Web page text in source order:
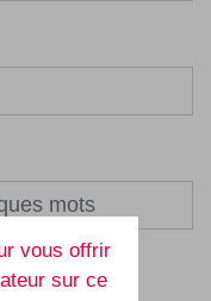
vous offrir
sur ce